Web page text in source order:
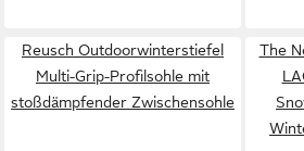
Reusch Outdoorwinterstiefel
Multi-Grip-Profilsohle mit
stoßdämpfender Zwischensohle
The